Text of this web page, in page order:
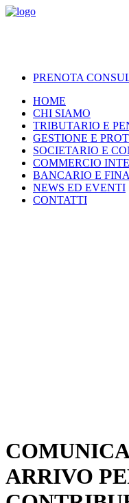
PRENOTA
HOME
CHI SIAMO
TRIBUTARIO E
GESTIONE E
SOCIETARIO E
COMMERCIO
BANCARIO E
NEWS ED EVENTI
CONTATTI
ARRIVO